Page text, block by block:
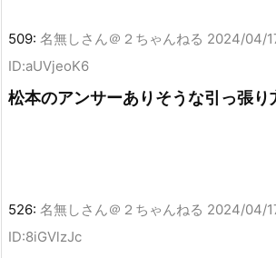
509: 名無しさん＠２ちゃんねる 2024/04/
ID:aUVjeoK6
松本のアンサーありそうな引っ張り
526: 名無しさん＠２ちゃんねる 2024/04/
ID:8iGVlzJc